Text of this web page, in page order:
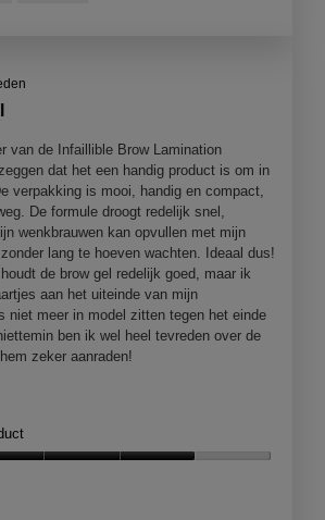
van de Infaillible Brow Lamination
dat het een handig product is om in
verpakking is mooi, handig en compact,
De formule droogt redelijk snel,
wenkbrauwen kan opvullen met mijn
lang te hoeven wachten. Ideaal dus!
de brow gel redelijk goed, maar ik
aan het uiteinde van mijn
niet meer in model zitten tegen het einde
ben ik wel heel tevreden over de
zeker aanraden!